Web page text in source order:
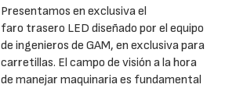
Presentamos en exclusiva el
faro trasero LED diseñado por el equipo
de ingenieros de GAM, en exclusiva para
carretillas. El campo de visión a la hora
de manejar maquinaria es fundamental